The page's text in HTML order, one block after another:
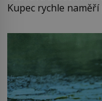
Kupec rychle
milostpaní. Stačí
množství růžového
Vezme do ruky